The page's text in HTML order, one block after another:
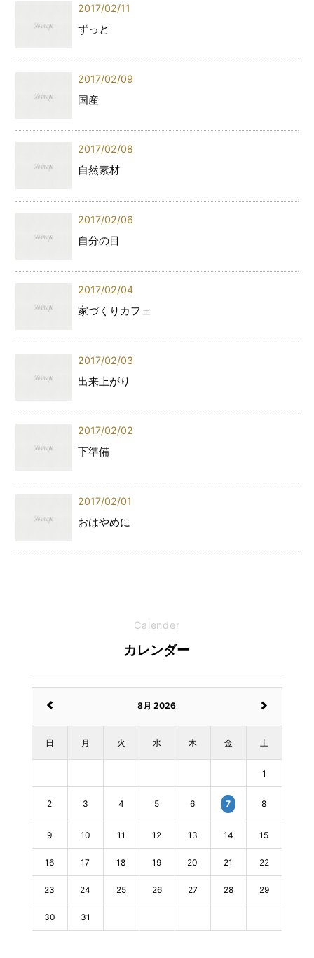
2017/02/11
ずっと
2017/02/09
国産
2017/02/08
自然素材
2017/02/06
自分の目
2017/02/04
家づくりカフェ
2017/02/03
出来上がり
2017/02/02
下準備
2017/02/01
おはやめに
Calender
カレンダー
8月 2026
日 月 火 水 木 金 土
1
2 3 4 5 6 7 8
9 10 11 12 13 14 15
16 17 18 19 20 21 22
23 24 25 26 27 28 29
30 31